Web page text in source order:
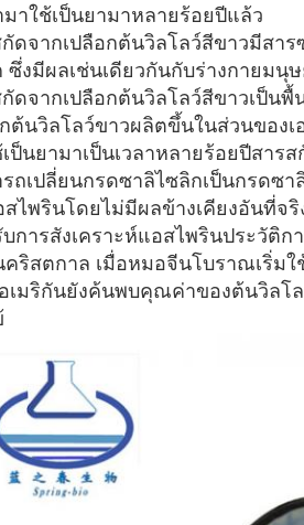
าใช้เป็นยามาหลายร้อยปีแล้ว
ดจากเปลือกต้นวิลโลว์สีขาวมีสา
ซึ่งมีผลเช่นเดียวกันกับร่างกายมนุ
ดจากเปลือกต้นวิลโลว์สีขาวเป็น
ต้นวิลโลว์ขาวผลิตขึ้นในส่วนของ
ป็นยามาเป็นเวลาหลายร้อยปีสา
ถเปลี่ยนกรดซาลิไซลิกเป็นกรดซ
ไพรินโดยไม่มีผลข้างเคียงอันที่จ
การสังเคราะห์แอสไพรินประวัติ
ริสตกาล เมื่อหมอจีนโบราณเริ่ม
เมริกันยังค้นพบคุณค่าของต้นวิลโ